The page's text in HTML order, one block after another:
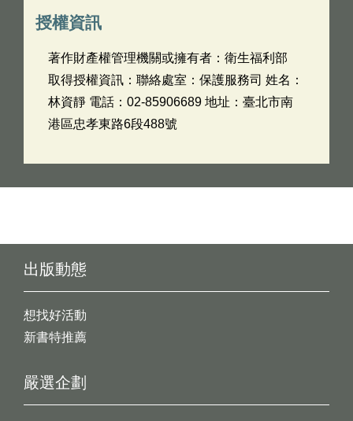
授權資訊
著作財產權管理機關或擁有者：衛生福利部
取得授權資訊：聯絡處室：保護服務司 姓名：
林資靜 電話：02-85906689 地址：臺北市南
港區忠孝東路6段488號
出版動態
想找好活動
新書特推薦
嚴選企劃